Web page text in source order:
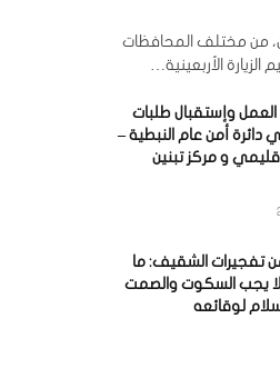
من مختلف المحافظات
الزيارة الأربعينية…
العمل وإستقبال طلبات
دائرة أمن عام النبطية –
و مركز تبنين
تفجيرات الشقيف: ما
يجب السكوت والصمت
لوقائعه